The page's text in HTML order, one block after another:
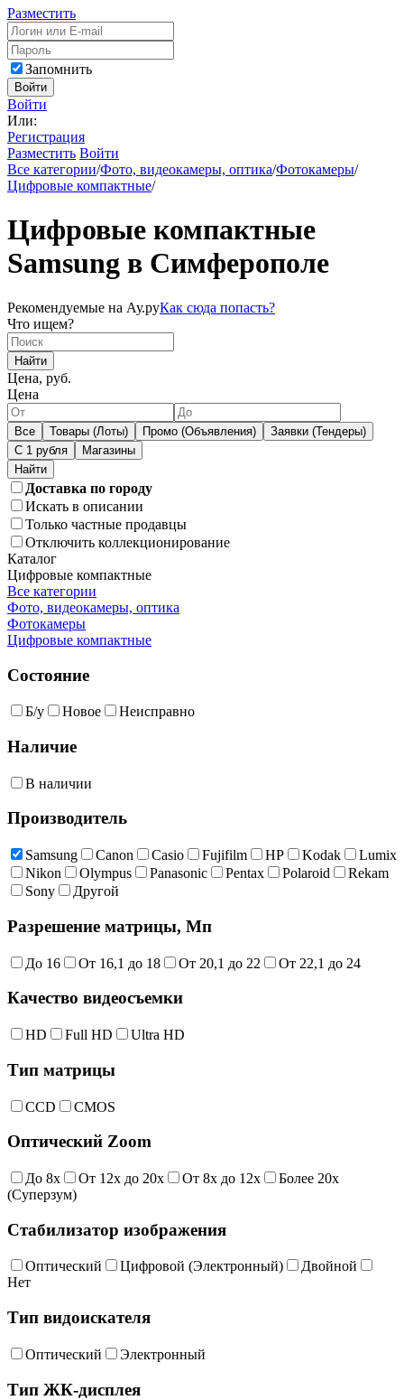
Разместить
Запомнить
Войти
Войти
Или:
Регистрация
Разместить Войти
Все категории/Фото, видеокамеры, оптика/Фотокамеры/
Цифровые компактные/
Цифровые компактные
Samsung в Симферополе
Рекомендуемые на Ау.руКак сюда попасть?
Что ищем?
Найти
Цена, руб.
Цена
Все Товары (Лоты) Промо (Объявления)
Заявки (Тендеры)
С 1 рубля
Магазины
Доставка по городу
Искать в описании
Только частные продавцы
Отключить коллекционирование
Каталог
Цифровые компактные
Все категории
Фото, видеокамеры, оптика
Фотокамеры
Цифровые компактные
Состояние
Б/у Новое Неисправно
Наличие
В наличии
Производитель
Samsung Canon Casio Fujifilm HP Kodak
Lumix
Nikon
Olympus Panasonic Pentax Polaroid
Rekam
Sony
Другой
Разрешение матрицы, Мп
До 16 От 16,1 до 18 От 20,1 до 22 От 22,1 до 24
Качество видеосъемки
HD Full HD Ultra HD
Тип матрицы
CCD CMOS
Оптический Zoom
До 8x От 12x до 20x От 8x до 12x
Более 20x
(Суперзум)
Стабилизатор изображения
Оптический Цифровой (Электронный)
Двойной
Нет
Тип видоискателя
Оптический Электронный
Тип ЖК-дисплея